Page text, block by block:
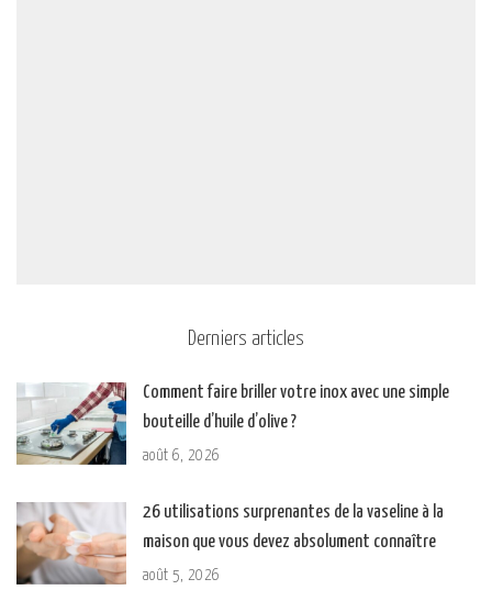
Derniers articles
Comment faire briller votre inox avec une simple
bouteille d’huile d’olive ?
août 6, 2026
26 utilisations surprenantes de la vaseline à la
maison que vous devez absolument connaître
août 5, 2026